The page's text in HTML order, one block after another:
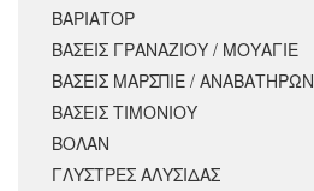
ΒΑΡΙΑΤΟΡ
ΒΑΣΕΙΣ ΓΡΑΝΑΖΙΟΥ / ΜΟΥΑΓΙΕ
ΒΑΣΕΙΣ ΜΑΡΣΠΙΕ / ΑΝΑΒΑΤΗΡΩΝ
ΒΑΣΕΙΣ ΤΙΜΟΝΙΟΥ
ΒΟΛΑΝ
ΓΛΥΣΤΡΕΣ ΑΛΥΣΙΔΑΣ